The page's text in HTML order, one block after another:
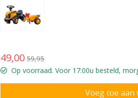
49,00 59,95
Op voorraad. Voor 17:00u besteld,